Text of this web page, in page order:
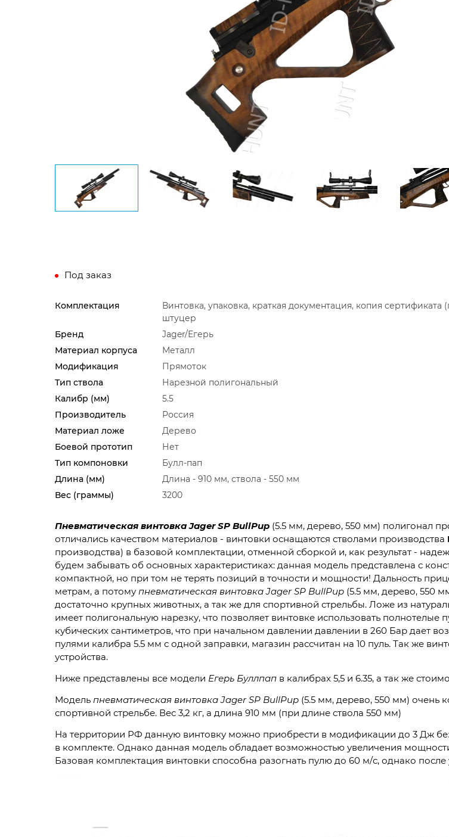
Под заказ
Комплектация
Винтовка, упаковка, краткая документация, копия
штуцер
Бренд
Jager/Егерь
Материал корпуса
Металл
Модификация
Прямоток
Тип ствола
Нарезной полигональный
Калибр (мм)
5.5
Производитель
Россия
Материал ложе
Дерево
Боевой прототип
Нет
Тип компоновки
Булл-пап
Длина (мм)
Длина - 910 мм, ствола - 550 мм
Вес (граммы)
3200
Пневматическая винтовка Jager SP BullPup (5.5 мм, дерево, 550 мм) полигонал
отличались качеством материалов - винтовки оснащаются стволами производства
производства) в базовой комплектации, отменной сборкой и, как результат -
будем забывать об основных характеристиках: данная модель представлена с
компактной, но при том не терять позиций в точности и мощности! Дальность
метрам, а потому пневматическая винтовка Jager SP BullPup (5.5 мм, дерево, 550
достаточно крупных животных, а так же для спортивной стрельбы. Ложе из
имеет полигональную нарезку, что позволяет винтовке использовать полнотелые
кубических сантиметров, что при начальном давлении давлении в 260 Бар дает
пулями калибра 5.5 мм с одной заправки, магазин рассчитан на 10 пуль. Так же
устройства.
Ниже представлены все модели Егерь Буллпап в калибрах 5,5 и 6.35, а так же
Модель пневматическая винтовка Jager SP BullPup (5.5 мм, дерево, 550 мм) очень
спортивной стрельбе. Вес 3,2 кг, а длина 910 мм (при длине ствола 550 мм)
На территории РФ данную винтовку можно приобрести в модификации до 3 Дж
в комплекте. Однако данная модель обладает возможностью увеличения
Базовая комплектация винтовки способна разогнать пулю до 60 м/с, однако